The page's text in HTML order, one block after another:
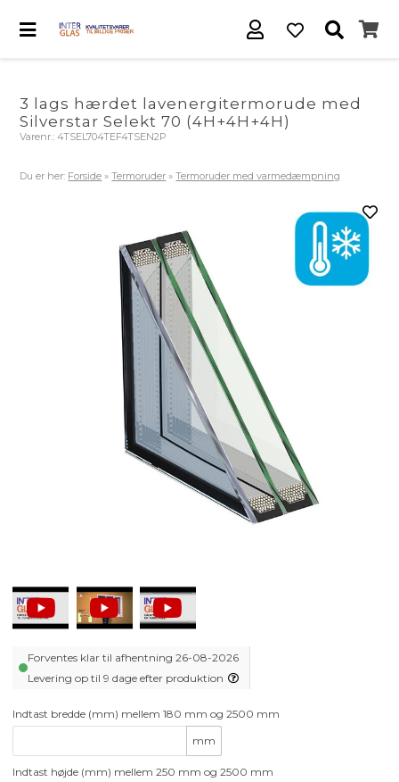
3 lags hærdet lavenergitermorude med
Silverstar Selekt 70 (4H+4H+4H)
Varenr.:4TSEL704TEF4TSEN2P
Du er her: Forside »Termoruder »Termoruder med varmedæmpning
Forventes klar til afhentning 26-08-2026
Levering op til 9 dage efter produktion
Indtast bredde (mm) mellem 180 mm og 2500 mm
mm
Indtast højde (mm) mellem 250 mm og 2500 mm